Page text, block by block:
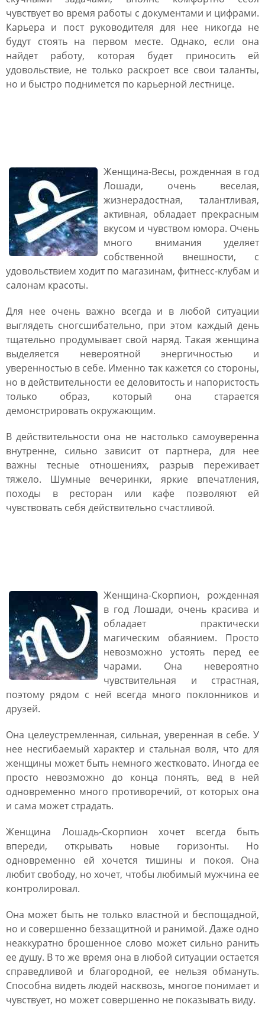
чувствует во время работы с документами и цифрами.
Карьера и пост руководителя для нее никогда не
будут стоять на первом месте. Однако, если она
найдет работу, которая будет приносить ей
удовольствие, не только раскроет все свои таланты,
но и быстро поднимется по карьерной лестнице.
Женщина-Весы, рожденная в год
Лошади, очень веселая,
жизнерадостная, талантливая,
активная, обладает прекрасным
вкусом и чувством юмора. Очень
много внимания уделяет
собственной внешности, с
удовольствием ходит по магазинам, фитнесс-клубам и
салонам красоты.
Для нее очень важно всегда и в любой ситуации
выглядеть сногсшибательно, при этом каждый день
тщательно продумывает свой наряд. Такая женщина
выделяется невероятной энергичностью и
уверенностью в себе. Именно так кажется со стороны,
но в действительности ее деловитость и напористость
только образ, который она старается
демонстрировать окружающим.
В действительности она не настолько самоуверенна
внутренне, сильно зависит от партнера, для нее
важны тесные отношениях, разрыв переживает
тяжело. Шумные вечеринки, яркие впечатления,
походы в ресторан или кафе позволяют ей
чувствовать себя действительно счастливой.
Женщина-Скорпион, рожденная
в год Лошади, очень красива и
обладает практически
магическим обаянием. Просто
невозможно устоять перед ее
чарами. Она невероятно
чувствительная и страстная,
поэтому рядом с ней всегда много поклонников и
друзей.
Она целеустремленная, сильная, уверенная в себе. У
нее несгибаемый характер и стальная воля, что для
женщины может быть немного жестковато. Иногда ее
просто невозможно до конца понять, вед в ней
одновременно много противоречий, от которых она
и сама может страдать.
Женщина Лошадь-Скорпион хочет всегда быть
впереди, открывать новые горизонты. Но
одновременно ей хочется тишины и покоя. Она
любит свободу, но хочет, чтобы любимый мужчина ее
контролировал.
Она может быть не только властной и беспощадной,
но и совершенно беззащитной и ранимой. Даже одно
неаккуратно брошенное слово может сильно ранить
ее душу. В то же время она в любой ситуации остается
справедливой и благородной, ее нельзя обмануть.
Способна видеть людей насквозь, многое понимает и
чувствует, но может совершенно не показывать виду.